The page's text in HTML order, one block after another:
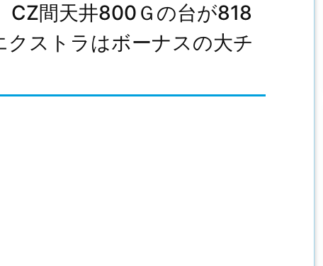
CZ間天井800Ｇの台が818
クストラはボーナスの大チ